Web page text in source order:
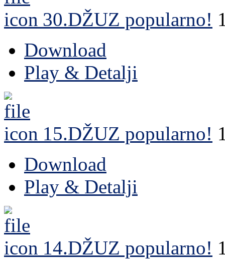
30.DŽUZ popularno!
Download
Play & Detalji
15.DŽUZ popularno!
Download
Play & Detalji
14.DŽUZ popularno!